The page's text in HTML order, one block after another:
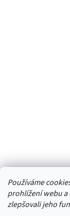
Používáme
prohlížení webu a
zlepšovali jeho